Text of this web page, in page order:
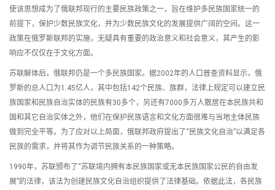
使该思想成为了俄联邦现行的主要民族政策之一，旨在维护多民族国家统一的
前提下，保护少数民族文化，并为少数民族文化的发展提供广阔的空间。这一
政策在俄罗斯联邦的实施，无疑具有重要的政治意义和社会意义，其产生的影
响应不仅仅在于文化方面。
苏联解体后，俄联邦仍是一个多民族国家。据2002年的人口普查资料显示，俄
罗斯的总人口为1.45亿人，其中包括142个民族、族群，法律上规定可以建立民
族国家和民族自治实体的民族有30多个，另还有7000多万人散居在本民族共和
国和其它自治实体之外，他们在保护民族语言和文化方面很难与当地主体民族
做到完全平等。为了应对以上局面，俄联邦政府提出了“民族文化自治”以满足各
民族的需求，并将其作为调节民族关系的一种策略。
1990年，苏联颁布了“苏联境内拥有本民族国家或无本民族国家公民的自由发
展”的法律，该法为创建民族文化自治组织提供了法律基础。依据此法，各民族